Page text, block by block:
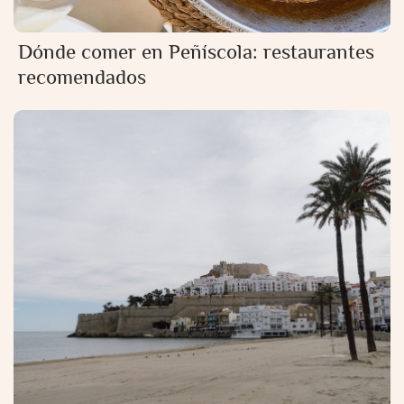
Dónde comer en Peñíscola: restaurantes
recomendados